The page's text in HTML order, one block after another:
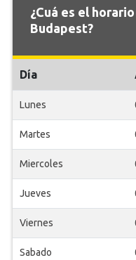
¿Cuá es el
Budapest?
Día
Lunes
Martes
Miercoles
Jueves
Viernes
Sabado